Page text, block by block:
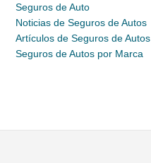
Seguros de Auto
Noticias de Seguros de Autos
Artículos de Seguros de Autos
Seguros de Autos por Marca